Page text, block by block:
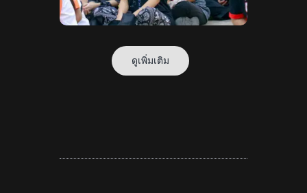
ดูเพิ่มเติม